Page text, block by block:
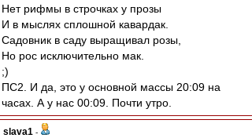
Нет рифмы в строчках у прозы
И в мыслях сплошной кавардак.
Садовник в саду выращивал розы,
Но рос исключительно мак.
;)
ПС2. И да, это у основной массы 20:09 на
часах. А у нас 00:09. Почти утро.
slava1 -